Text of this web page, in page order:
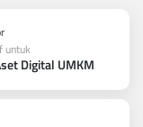
untuk
Digital UMKM